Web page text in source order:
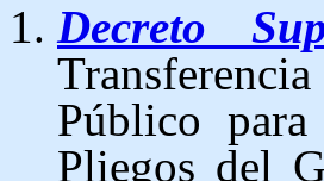
Decreto
Público
Pliegos del